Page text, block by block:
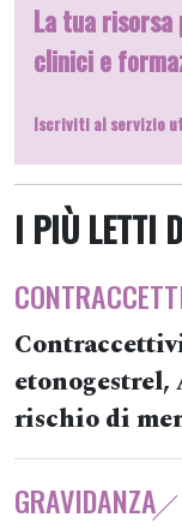
La tua
clinici e
Iscriviti al servizio
I PIÙ LETTI
rischio di
GRAVIDANZA